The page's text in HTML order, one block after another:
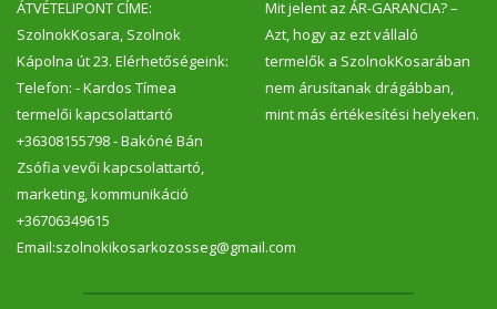
ÁTVÉTELIPONT CÍME:
SzolnokKosara, Szolnok
Kápolna út 23. Elérhetőségeink:
Telefon: - Kardos Tímea
termelői kapcsolattartó
+36308155798 - Bakóné Bán
Zsófia vevői kapcsolattartó,
marketing, kommunikáció
+36706349615
Email:szolnokikosarkozosseg@gmail.com
Mit jelent az ÁR-GARANCIA? –
Azt, hogy az ezt vállaló
termelők a SzolnokKosarában
nem árusítanak drágábban,
mint más értékesítési helyeken.